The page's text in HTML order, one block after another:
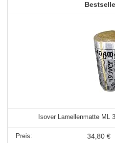
Isover Lamellenmatte ML
34,80 €